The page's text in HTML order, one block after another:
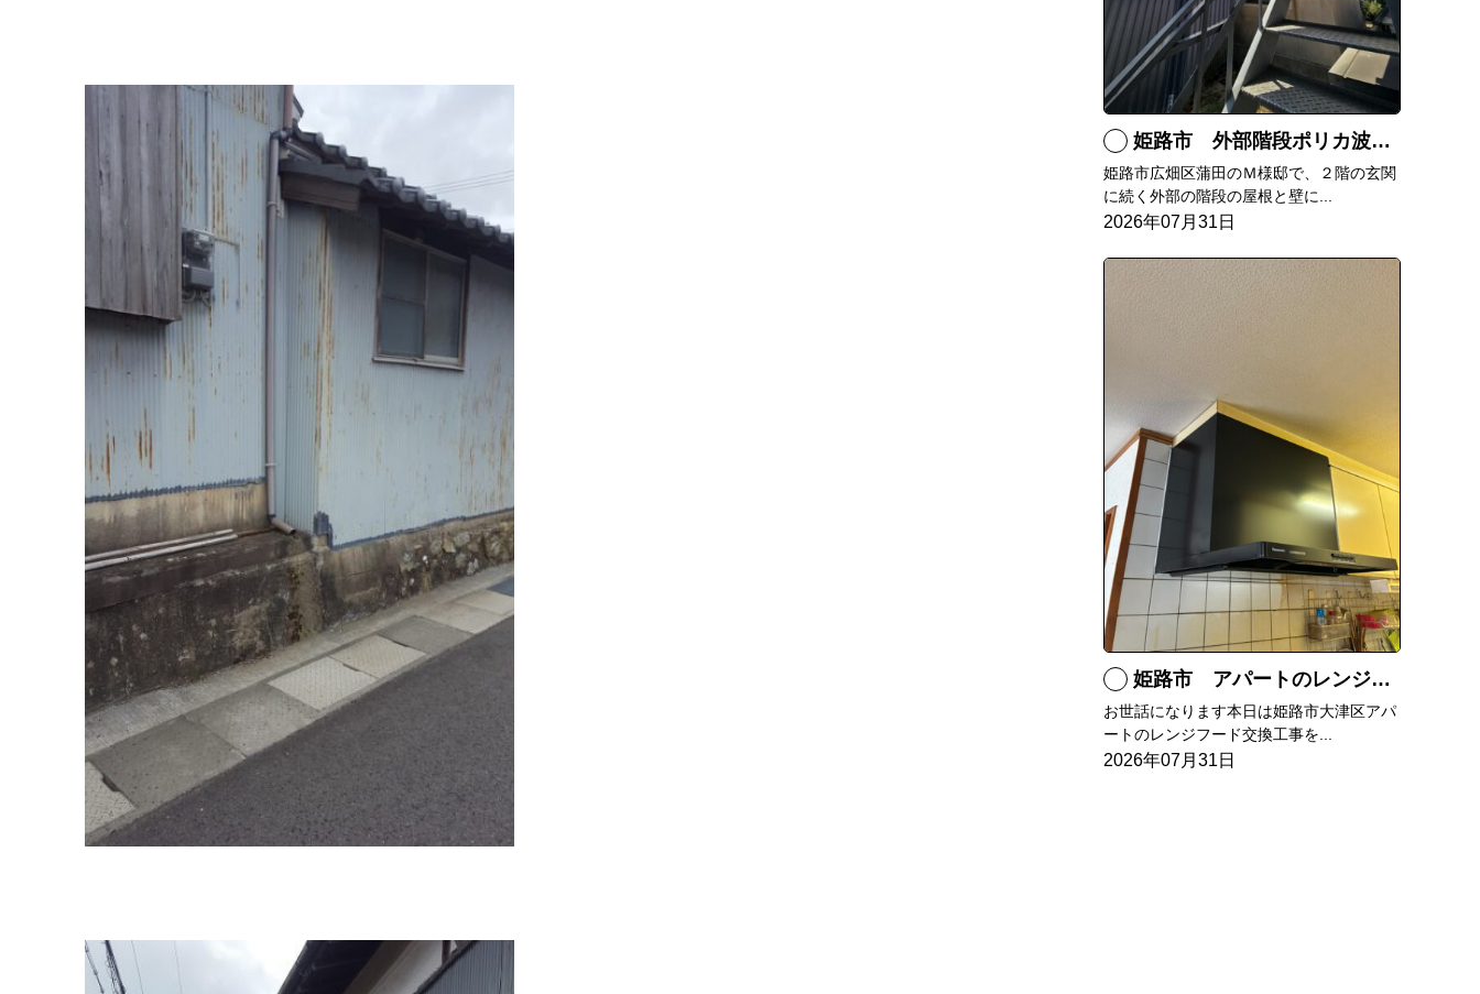
姫路市 外部階段ポリカ波板張替工事
姫路市広畑区蒲田のＭ様邸で、２階の玄関
に続く外部の階段の屋根と壁に...
2026年07月31日
姫路市 アパートのレンジフード交換
お世話になります本日は姫路市大津区アパ
ートのレンジフード交換工事を...
2026年07月31日